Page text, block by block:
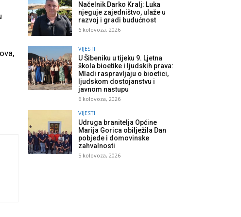
Načelnik Darko Kralj: Luka
njeguje zajedništvo, ulaže u
razvoj i gradi budućnost
6 kolovoza, 2026
VIJESTI
U Šibeniku u tijeku 9. Ljetna
škola bioetike i ljudskih prava:
Mladi raspravljaju o bioetici,
ljudskom dostojanstvu i
javnom nastupu
6 kolovoza, 2026
VIJESTI
Udruga branitelja Općine
Marija Gorica obilježila Dan
pobjede i domovinske
zahvalnosti
5 kolovoza, 2026